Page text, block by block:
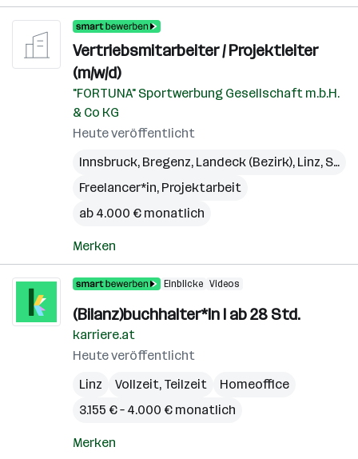
Vertriebsmitarbeiter / Projektleiter
(m/w/d)
"FORTUNA" Sportwerbung Gesellschaft m.b.H.
& Co KG
Heute veröffentlicht
Innsbruck, Bregenz, Landeck (Bezirk), Linz, St. Pölten
Freelancer*in, Projektarbeit
ab 4.000 € monatlich
Merken
Einblicke Videos
(Bilanz)buchhalter*In I ab 28 Std.
karriere.at
Heute veröffentlicht
Linz
Vollzeit, Teilzeit
Homeoffice
3.155 € – 4.000 € monatlich
Merken